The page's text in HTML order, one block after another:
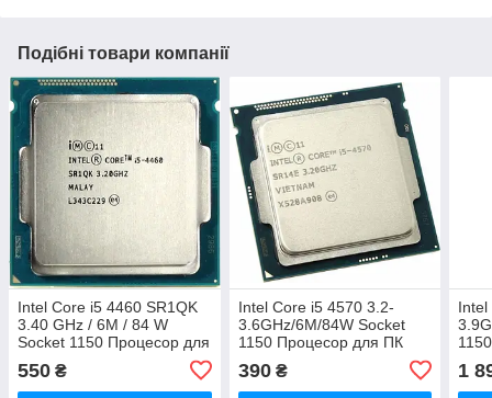
Подібні товари компанії
Intel Core i5 4460 SR1QK
3.40 GHz / 6M / 84 W
Socket 1150 Процесор для
550 ₴
Intel Core i5 4570 3.2-
3.6GHz/6M/84W Socket
1150 Процесор для ПК
390₴
Intel
1